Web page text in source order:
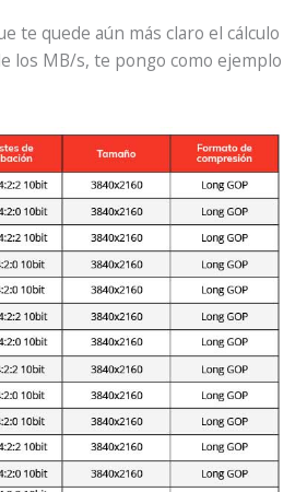
te quede aún más claro el cálculo
los MB/s, te pongo como ejemplo